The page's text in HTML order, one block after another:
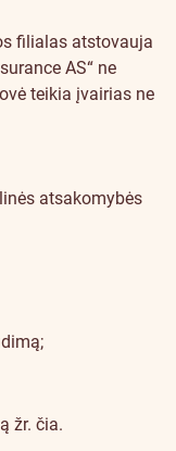
filialas atstovauja
AS“ ne
teikia įvairias ne
atsakomybės
žr. čia.